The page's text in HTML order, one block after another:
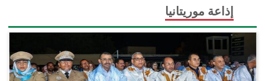
إذاعة موريتانيا